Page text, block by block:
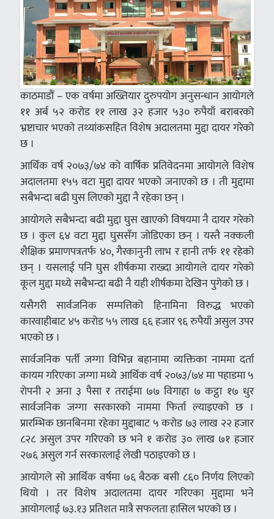
काठमाडौं – एक वर्षमा अख्तियार दुरुपयोग अनुसन्धान आयोगले
११ अर्ब ५२ करोड ११ लाख ३२ हजार ५३० रुपैयाँ बराबरको
भ्रष्टाचार भएको तथ्यांकसहित विशेष अदालतमा मुद्दा दायर गरेको
छ ।
आर्थिक वर्ष २०७३/७४ को वार्षिक प्रतिवेदनमा आयोगले विशेष
अदालतमा १५५ वटा मुद्दा दायर भएको जनाएको छ । ती मुद्दामा
सबैभन्दा बढी घुस लिएको मुद्दा नै रहेका छन् ।
आयोगले सबैभन्दा बढी मुद्दा घुस खाएको विषयमा नै दायर गरेको
छ । कुल ६४ वटा मुद्दा घुससँग जोडिएका छन् । यस्तै नक्कली
शैक्षिक प्रमाणपत्रतर्फ ४०, गैरकानुनी लाभ र हानी तर्फ ११ रहेको
छन् । यसलाई पनि घुस शीर्षकमा राख्दा आयोगले दायर गरेको
कूल मुद्दा मध्ये सबैभन्दा बढी नै यही शीर्षकमा देखिन पुगेको छ ।
यसैगरी सार्वजनिक सम्पत्तिको हिनामिना विरुद्ध भएको
कारवाहीबाट ४५ करोड ५५ लाख ६६ हजार ९६ रुपैयाँ असुल उपर
भएको छ ।
सार्वजनिक पर्ती जग्गा विभिन्न बहानामा व्यक्तिका नाममा दर्ता
कायम गरिएका जग्गा मध्ये आर्थिक वर्ष २०७३/७४ मा पहाडमा ५
रोपनी २ अना ३ पैसा र तराईमा ७७ विगाहा ७ कट्ठा १७ धुर
सार्वजनिक जग्गा सरकारको नाममा फिर्ता ल्याइएको छ ।
प्रारम्भिक छानबिनमा रहेका मुद्दाबाट ५ करोड ७३ लाख २२ हजार
८२८ असुल उपर गरिएको छ भने १ करोड ३० लाख ७१ हजार
२७६ असुल गर्न सरकारलाई लेखी पठाइएको छ ।
आयोगले सो आर्थिक वर्षमा ७६ बैठक बसी ८६० निर्णय लिएको
थियो । तर विशेष अदालतमा दायर गरिएका मुद्दामा भने
आयोगलाई ७३.१३ प्रतिशत मात्रै सफलता हासिल भएको छ ।